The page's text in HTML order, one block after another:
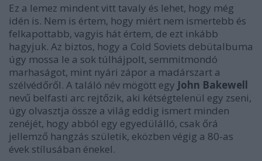
Ez a lemez mindent vitt tavaly és lehet, hogy még
idén is. Nem is értem, hogy miért nem ismertebb és
felkapottabb, vagyis hát értem, de ezt inkább
hagyjuk. Az biztos, hogy a Cold Soviets debütalbuma
úgy mossa le a sok túlhájpolt, semmitmondó
marhaságot, mint nyári zápor a madárszart a
szélvédőről. A találó név mögött egy John Bakewell
nevű belfasti arc rejtőzik, aki kétségtelenül egy zseni,
úgy olvasztja össze a világ eddig ismert minden
zenéjét, hogy abból egy egyedülálló, csak őrá
jellemző hangzás születik, eközben végig a 80-as
évek stílusában énekel.